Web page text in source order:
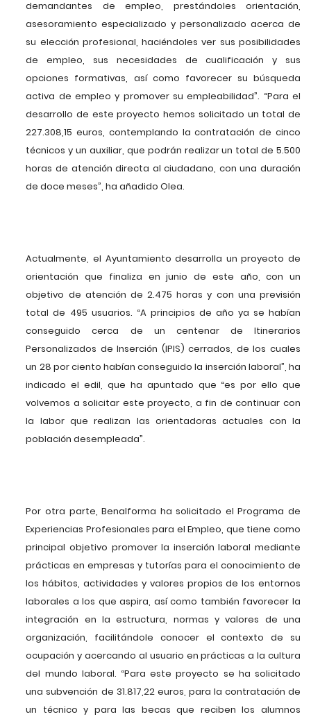
demandantes de empleo, prestándoles orientación,
asesoramiento especializado y personalizado acerca de
su elección profesional, haciéndoles ver sus posibilidades
de empleo, sus necesidades de cualificación y sus
opciones formativas, así como favorecer su búsqueda
activa de empleo y promover su empleabilidad”. “Para el
desarrollo de este proyecto hemos solicitado un total de
227.308,15 euros, contemplando la contratación de cinco
técnicos y un auxiliar, que podrán realizar un total de 5.500
horas de atención directa al ciudadano, con una duración
de doce meses”, ha añadido Olea.
Actualmente, el Ayuntamiento desarrolla un proyecto de
orientación que finaliza en junio de este año, con un
objetivo de atención de 2.475 horas y con una previsión
total de 495 usuarios. “A principios de año ya se habían
conseguido cerca de un centenar de Itinerarios
Personalizados de Inserción (IPIS) cerrados, de los cuales
un 28 por ciento habían conseguido la inserción laboral”, ha
indicado el edil, que ha apuntado que “es por ello que
volvemos a solicitar este proyecto, a fin de continuar con
la labor que realizan las orientadoras actuales con la
población desempleada”.
Por otra parte, Benalforma ha solicitado el Programa de
Experiencias Profesionales para el Empleo, que tiene como
principal objetivo promover la inserción laboral mediante
prácticas en empresas y tutorías para el conocimiento de
los hábitos, actividades y valores propios de los entornos
laborales a los que aspira, así como también favorecer la
integración en la estructura, normas y valores de una
organización, facilitándole conocer el contexto de su
ocupación y acercando al usuario en prácticas a la cultura
del mundo laboral. “Para este proyecto se ha solicitado
una subvención de 31.817,22 euros, para la contratación de
un técnico y para las becas que reciben los alumnos